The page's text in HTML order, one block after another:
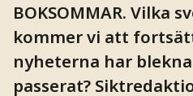
BOKSOMMAR. Vilka
kommer vi att
nyheterna har
passerat?